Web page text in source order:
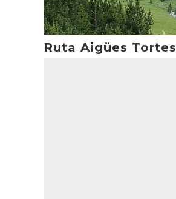
Ruta Aigües Tortes